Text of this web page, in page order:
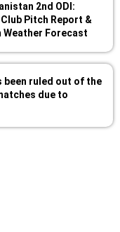
2nd ODI:
Pitch Report &
Weather Forecast
been ruled out of the
due to